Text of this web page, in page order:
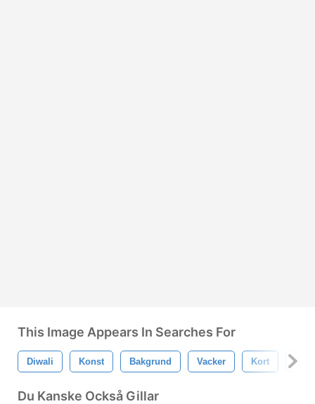
This Image Appears In Searches For
Diwali Konst Bakgrund Vacker Kort
Du Kanske Också Gillar